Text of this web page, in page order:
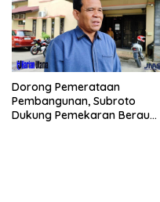
Dorong Pemerataan
Pembangunan, Subroto
Dukung Pemekaran Berau